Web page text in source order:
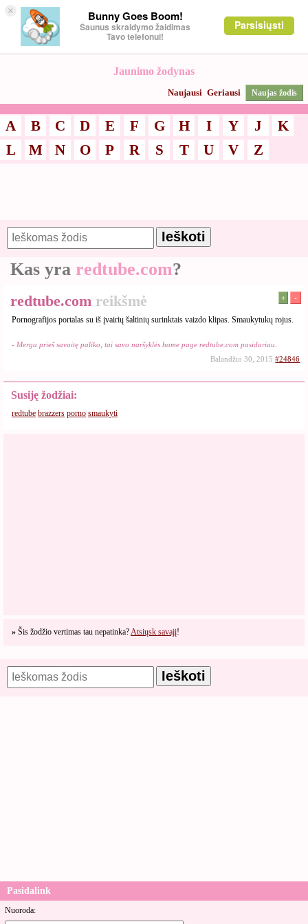
× Bunny Goes Boom!
Šaunus skraidymo žaidimas
Tavo telefonui!
Parsisiųsti
Jaunimo žodynas
Naujausi Geriausi Naujas žodis
A B C D E F G H I Y J
K
L
M N O P R S T U V Z
Kas yra redtube.com?
redtube.com reikšmė + -
Pornografijos portalas su iš įvairių šaltinių surinktais vaizdo klipas. Smaukytukų rojus.
- Merga prieš savaitę paliko, tai savo naršyklės home page redtube.com pasidariau.
Balandžio 30, 2015#24846
Susiję žodžiai:
redtube brazzers porno smaukyti
» Šis žodžio vertimas tau nepatinka?Atsiųsk savajį!
Pasidalink
Nuoroda: